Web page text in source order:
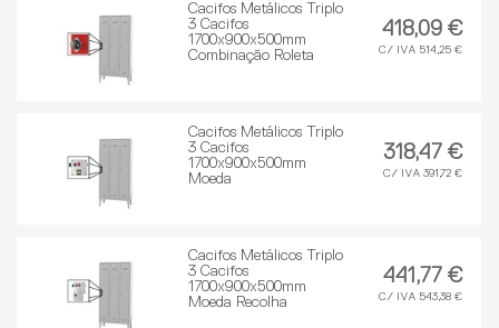
Cacifos Metálicos Triplo
3 Cacifos
1700x900x500mm
Combinação Roleta
418,09 €
C/ IVA 514,25 €
Cacifos Metálicos Triplo
3 Cacifos
1700x900x500mm
Moeda
318,47 €
C/ IVA 391,72 €
Cacifos Metálicos Triplo
3 Cacifos
1700x900x500mm
Moeda Recolha
441,77 €
C/ IVA 543,38 €